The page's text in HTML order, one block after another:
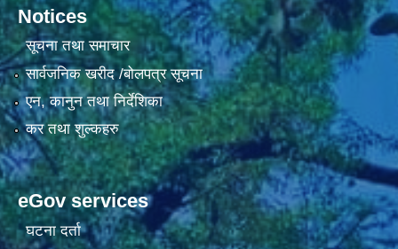
Notices
सूचना तथा समाचार
सार्वजनिक खरीद /बोलपत्र सूचना
एन, कानुन तथा निर्देशिका
कर तथा शुल्कहरु
eGov services
घटना दर्ता